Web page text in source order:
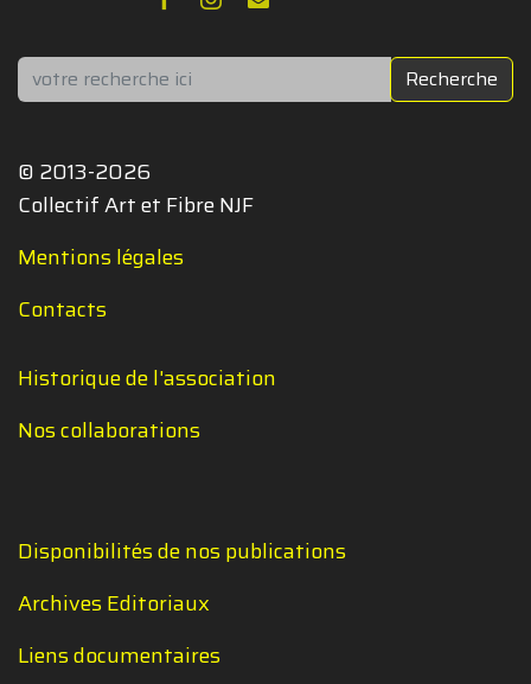
Rechercher Recherche
© 2013-2026
Collectif Art et Fibre NJF
Mentions légales
Contacts
Historique de l'association
Nos collaborations
Disponibilités de nos publications
Archives Editoriaux
Liens documentaires